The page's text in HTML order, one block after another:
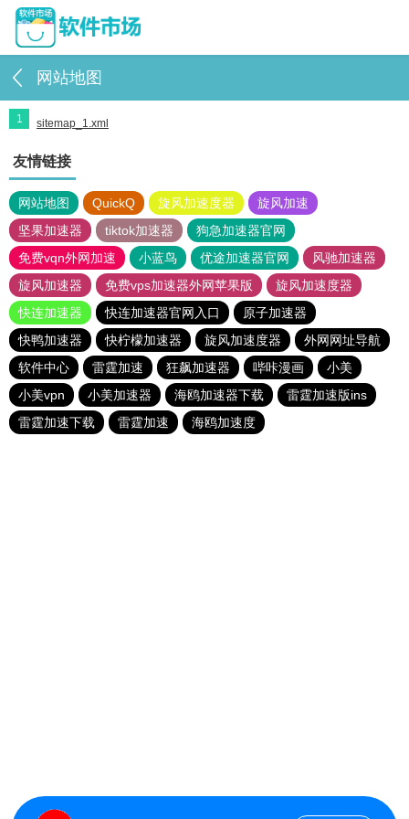
网站地图
1 sitemap_1.xml
友情链接
网站地图 QuickQ 旋风加速度器
旋风加速
坚果加速器
tiktok加速器
狗急加速器官网
免费vqn外网加速
小蓝鸟 优途加速器官网
风驰加速器
旋风加速器
免费vps加速器外网苹果版
旋风加速度器
快连加速器
快连加速器官网入口
原子加速器
快鸭加速器
快柠檬加速器 旋风加速度器
外网网址导航
软件中心
雷霆加速 狂飙加速器 哔咔漫画
小美
小美vpn
小美加速器 海鸥加速器下载
雷霆加速版ins
雷霆加速下载
雷霆加速 海鸥加速度